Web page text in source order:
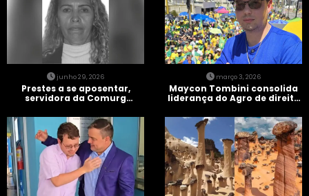
junho 29, 2026
Prestes a se aposentar,
servidora da Comurg
entra em protocolo de
morte encefálica
março 3, 2026
Maycon Tombini consolida
liderança do Agro de direita
Brasil” em Goiânia